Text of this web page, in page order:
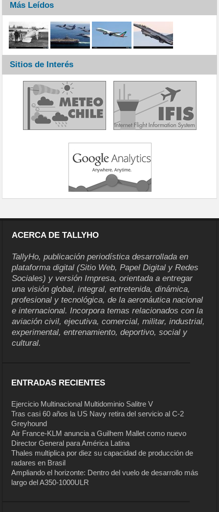
Más Leídos
Sitios de Interés
ACERCA DE TALLYHO
TallyHo, publicación periodística desarrollada en
plataforma digital (Sitio Web, Papel Digital y Redes
Sociales) y versión Impresa, orientada a entregar
una visión global, integral, entretenida, dinámica,
profesional y tecnológica, de la aeronáutica nacional
e internacional. Incorpora temas relacionados con la
aviación civil, ejecutiva, comercial, militar, industrial,
experimental, entrenamiento, deportivo, social y
cultural.
ENTRADAS RECIENTES
Ejercicio Multinacional Multidominio Salitre V
Tras casi 60 años la US Navy retira del servicio al C-2
Greyhound
Air France-KLM anuncia a Guilhem Mallet como nuevo
Director General para América Latina
Thales multiplica por diez su capacidad de producción de
radares en Brasil
Ampliando el horizonte: Dentro del vuelo de desarrollo más
largo del A350-1000ULR